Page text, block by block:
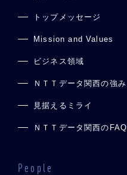
トップメッセージ
Mission and Values
ビジネス領域
ＮＴＴデータ関西の強み
見据えるミライ
ＮＴＴデータ関西のFAQ
People